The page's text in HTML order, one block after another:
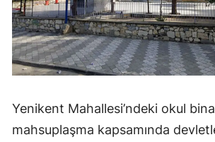
Yenikent Mahallesi’ndeki okul
mahsuplaşma kapsamında